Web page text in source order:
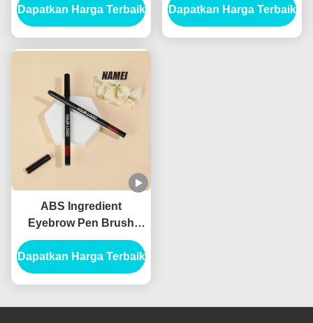
kosong Kontainer
tabung Eyeliner kosong
Dapatkan Harga Terbaik
Double Ended Eyebrow
Pencil Custom Eyebrow
Dapatkan Harga Terbaik
ABS Ingredient
Eyebrow Pen Brush
Applicator untuk Hasil
Profesional
Dapatkan Harga Terbaik